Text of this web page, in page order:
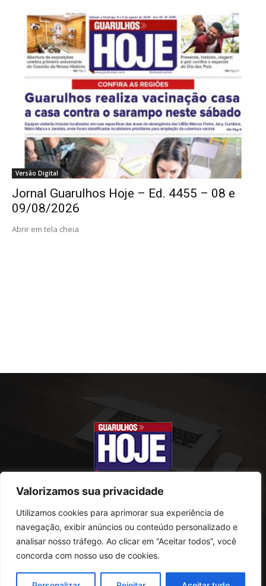
Valorizamos sua privacidade
Utilizamos cookies para aprimorar sua experiência de
navegação, exibir anúncios ou conteúdo personalizado e
analisar nosso tráfego. Ao clicar em “Aceitar todos”, você
concorda com nosso uso de cookies.
Versão Digital
Jornal Guarulhos Hoje – Ed. 4455 – 08 e
09/08/2026
Abrir em tela cheia
SOBRE NÓS
Rua Conselheiro Antonio Prado, 121
CEP: 07095-180